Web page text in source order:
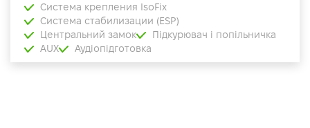
Система крепления IsoFix
Система стабилизации (ESP)
Центральний замок
Підкурювач і попільничка
AUX
Аудіопідготовка